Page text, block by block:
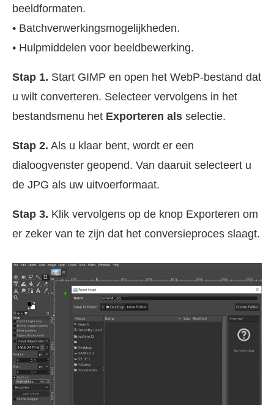
beeldformaten.
• Batchverwerkingsmogelijkheden.
• Hulpmiddelen voor beeldbewerking.
Stap 1. Start GIMP en open het WebP-bestand dat
u wilt converteren. Selecteer vervolgens in het
bestandsmenu het Exporteren als selectie.
Stap 2. Als u klaar bent, wordt er een
dialoogvenster geopend. Van daaruit selecteert u
de JPG als uw uitvoerformaat.
Stap 3. Klik vervolgens op de knop Exporteren om
er zeker van te zijn dat het conversieproces slaagt.